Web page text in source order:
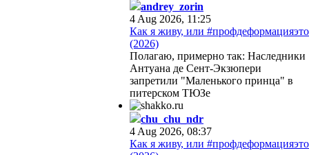
andrey_zorin
4 Aug 2026, 11:25
Как я живу, или #профдеформацияэто
(2026)
Полагаю, примерно так: Наследники
Антуана де Сент-Экзюпери
запретили "Маленького принца" в
питерском ТЮЗе
chu_chu_ndr
4 Aug 2026, 08:37
Как я живу, или #профдеформацияэто